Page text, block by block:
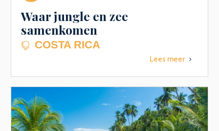
Waar jungle en zee
samenkomen
 COSTA RICA
Lees meer 5